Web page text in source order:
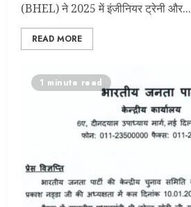
(BHEL) ने 2025 में इंजीनियर ट्रेनी और...
READ MORE
1 minute read